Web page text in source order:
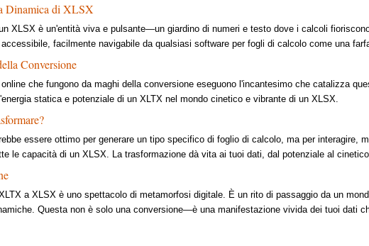
Dinamica di XLSX
XLSX è un'entità viva e pulsante—un giardino di numeri e testo dove i calcoli
facilmente navigabile da qualsiasi software per fogli di calcolo come una
Conversione
che fungono da maghi della conversione eseguono l'incantesimo che catalizza
statica e potenziale di un XLTX nel mondo cinetico e vibrante di un XLSX.
essere ottimo per generare un tipo specifico di foglio di calcolo, ma per interagire,
le capacità di un XLSX. La trasformazione dà vita ai tuoi dati, dal potenziale al cinetico.
XLTX a XLSX è uno spettacolo di metamorfosi digitale. È un rito di passaggio da un
Questa non è solo una conversione—è una manifestazione vivida dei tuoi dati